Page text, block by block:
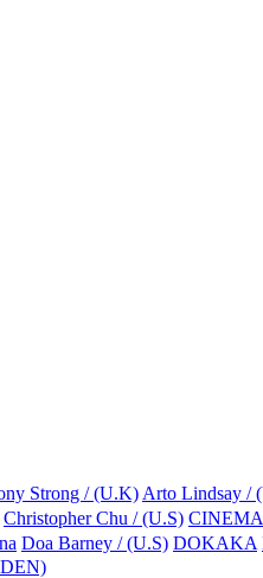
Strong / (U.K) Arto Lindsay /
Christopher Chu / (U.S)
Doa Barney / (U.S) DOKAKA